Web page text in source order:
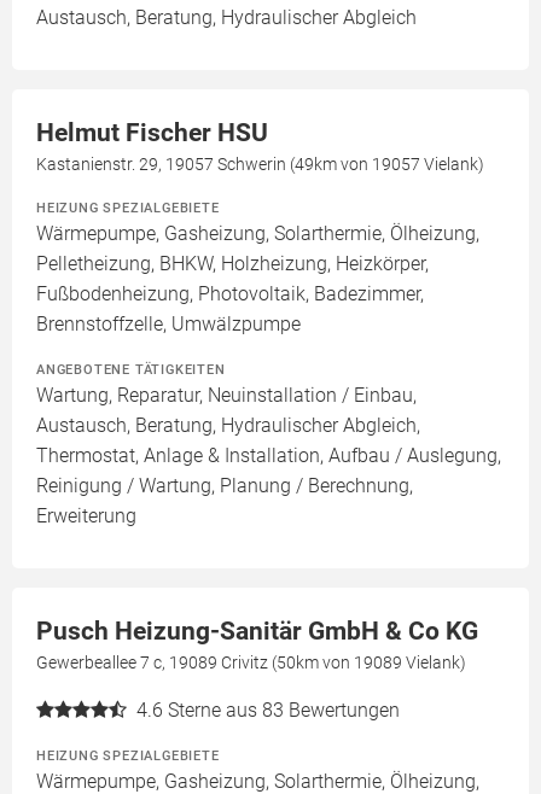
Austausch, Beratung, Hydraulischer Abgleich
Helmut Fischer HSU
Kastanienstr. 29, 19057 Schwerin (49km von 19057 Vielank)
HEIZUNG SPEZIALGEBIETE
Wärmepumpe, Gasheizung, Solarthermie, Ölheizung,
Pelletheizung, BHKW, Holzheizung, Heizkörper,
Fußbodenheizung, Photovoltaik, Badezimmer,
Brennstoffzelle, Umwälzpumpe
ANGEBOTENE TÄTIGKEITEN
Wartung, Reparatur, Neuinstallation / Einbau,
Austausch, Beratung, Hydraulischer Abgleich,
Thermostat, Anlage & Installation, Aufbau / Auslegung,
Reinigung / Wartung, Planung / Berechnung,
Erweiterung
Pusch Heizung-Sanitär GmbH & Co KG
Gewerbeallee 7 c, 19089 Crivitz (50km von 19089 Vielank)
4.6 Sterne aus 83 Bewertungen
HEIZUNG SPEZIALGEBIETE
Wärmepumpe, Gasheizung, Solarthermie, Ölheizung,